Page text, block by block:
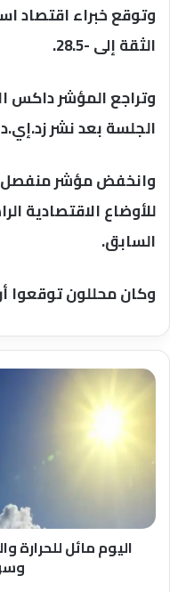
وتوقع خبراء اقتصاد
الثقة إلى -28.5.
وتراجع المؤشر داكس
الجلسة بعد نشر
وانخفض مؤشر منفصل
السابق.
وكان محللون توقعوا
اليوم
مائل
والرطوبة
البحري
والقاهرة
40
اليوم مائل للحرارة